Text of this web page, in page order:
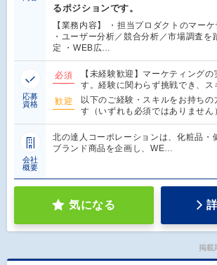
るポジションです。
【業務内容】 ・担当プロダクトのマー
・ユーザー分析／競合分析／市場調査を
定 ・WEB広…
応募
資格
必須
【未経験歓迎】マーケティング
す。経験に関わらず挑戦でき、
歓迎
以下のご経験・スキルをお持ちの
す（いずれも必須ではありませ
会社
概要
北の達人コーポレーションは、化粧品・
ブランド商品を企画し、WE…
気になる
掲載